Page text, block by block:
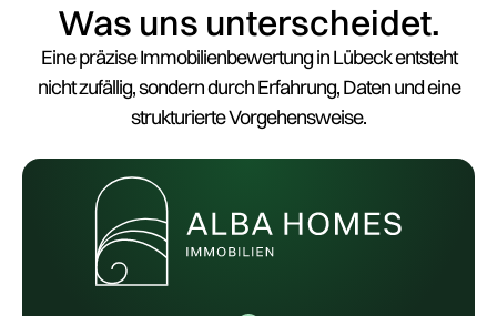
Was uns unterscheidet.
Eine präzise Immobilienbewertung in Lübeck entsteht
nicht zufällig, sondern durch Erfahrung, Daten und eine
strukturierte Vorgehensweise.